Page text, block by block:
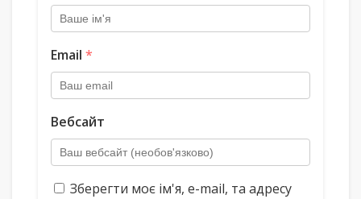
Email *
Вебсайт
Зберегти моє ім'я, e-mail, та адресу